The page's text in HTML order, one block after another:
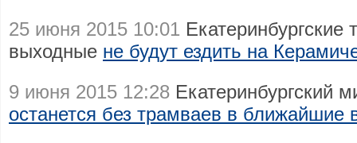
25 июня 2015 10:01
выходные не будут ездить на
9 июня 2015 12:28 Екатеринбургский
останется без трамваев в ближайшие